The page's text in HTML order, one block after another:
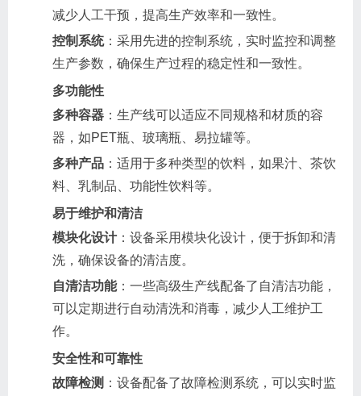
减少人工干预，提高生产效率和一致性。
控制系统：采用先进的控制系统，实时监控和调整
生产参数，确保生产过程的稳定性和一致性。
多功能性
多种容器 ：生产线可以适应不同规格和材质的容
器，如PET瓶、玻璃瓶、易拉罐等。
多种产品 ：适用于多种类型的饮料，如果汁、茶饮
料、乳制品、功能性饮料等。
易于维护和清洁
模块化设计：设备采用模块化设计，便于拆卸和清
洗，确保设备的清洁度。
自清洁功能：一些高级生产线配备了自清洁功能，
可以定期进行自动清洗和消毒，减少人工维护工
作。
安全性和可靠性
故障检测 ：设备配备了故障检测系统，可以实时监